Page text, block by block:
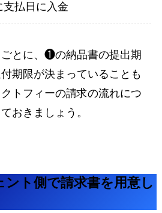
払日に入金
とに、❶の納品書の提出期
期限が決まっていることも
トフィーの請求の流れにつ
おきましょう。
ント側で請求書を用意し